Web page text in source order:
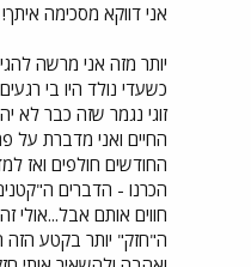
אני דווקא מסכימה איתך!
יותר מזה אני מרשה
כשעדי נולד היו בי
זוגי נגמר שזה כבר לא
החיים ואני מדברת על
החודשים חולפים ואז
הכרנו - הדברים
חווים אותם אבל...אולי
ה"חזק" יותר בקטע הזה